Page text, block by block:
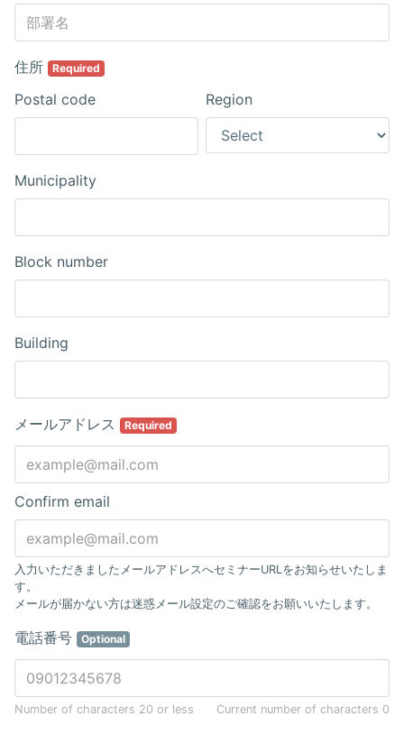
住所 Required
Postal code Region
Municipality
Block number
Building
メールアドレス Required
Confirm email
入力いただきましたメールアドレスへセミナーURLをお知らせいたしま
す。
メールが届かない方は迷惑メール設定のご確認をお願いいたします。
電話番号 Optional
Number of characters 20 or less Current number of characters 0